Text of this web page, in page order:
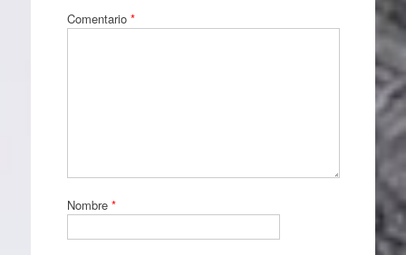
Comentario *
Nombre *